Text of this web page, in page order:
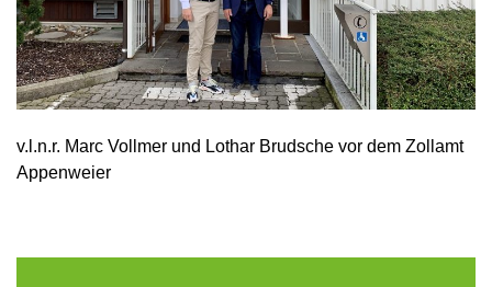
v.l.n.r. Marc Vollmer und Lothar Brudsche vor dem Zollamt
Appenweier